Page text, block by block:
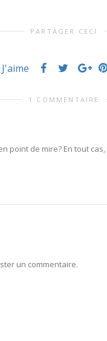
PARTAGER CECI
J'aime
1 COMMENTAIRE
point de mire? En tout
un commentaire.